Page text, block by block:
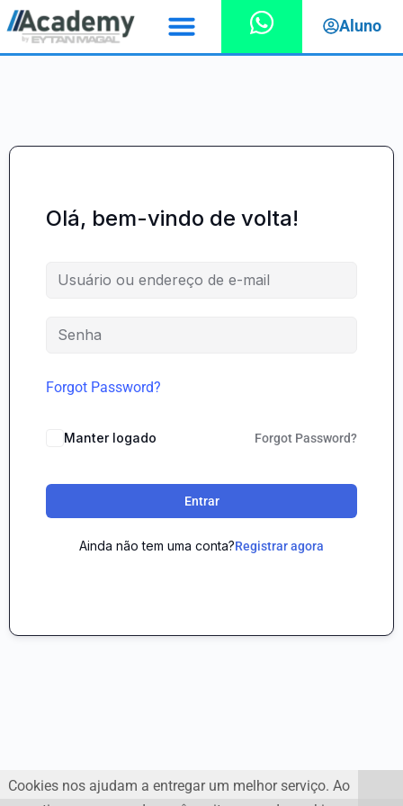
Aluno
Olá, bem-vindo de volta!
Forgot Password?
Manter logado Forgot Password?
Entrar
Ainda não tem uma conta?Registrar agora
Cookies nos ajudam a entregar um melhor serviço. Ao